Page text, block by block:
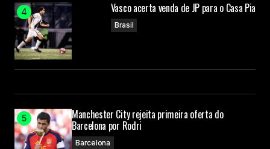
Vasco acerta venda de JP para o Casa Pia
Brasil
Manchester City rejeita primeira oferta do
Barcelona por Rodri
Barcelona